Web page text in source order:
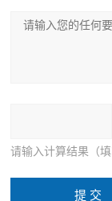
请输入计算结果（